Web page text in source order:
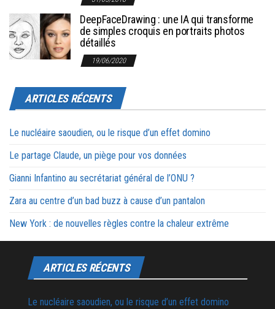
DeepFaceDrawing : une IA qui transforme
de simples croquis en portraits photos
détaillés
19/06/2020
ARTICLES RÉCENTS
Le nucléaire saoudien, ou le risque d’un effet domino
Le partage Claude, un piège pour vos données
Gianni Infantino au secrétariat général de l’ONU ?
Zara au centre d’un bad buzz à cause d’un pantalon
New York : de nouvelles règles contre la chaleur extrême
ARTICLES RÉCENTS
Le nucléaire saoudien, ou le risque d’un effet domino